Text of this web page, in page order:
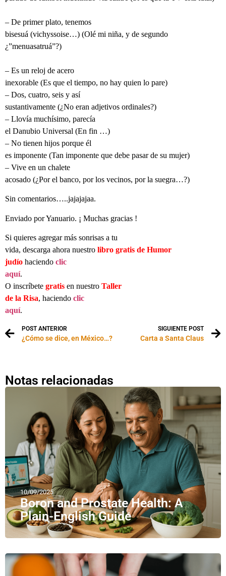
– De primer plato, tenemos
bisesuá (vichyssoise…) (Olé mi niña, y de segundo
¿”menuasatruá”?)
– Es un reloj de acero
inexorable (Es que el tiempo, no hay quien lo pare)
– Dos, cuatro, seis y así
sustantivamente (¿No eran adjetivos ordinales?)
– Llovía muchísimo, parecía
el Danubio Universal (En fin …)
– No tienen hijos porque él
es imponente (Tan imponente que debe pasar de su mujer)
– Vive en un chalete
acosado (¿Por el banco, por los vecinos, por la suegra…?)
Sin comentarios…..jajajajaa.
Enviado por Yanuario. ¡ Muchas gracias !
Si quieres agregar más sonrisas a tu
vida, descarga ahora nuestro libro gratis de Humor
judío haciendo clic
aquí.
O inscríbete gratis en nuestro Taller
de la Risa, haciendo clic
aquí.
POST ANTERIOR
¿Cómo se dice, en México…?
SIGUIENTE POST
Carta a Santa Claus
Notas relacionadas
10/09/2025
Boron and Prostate Health: A
Plain-English Guide